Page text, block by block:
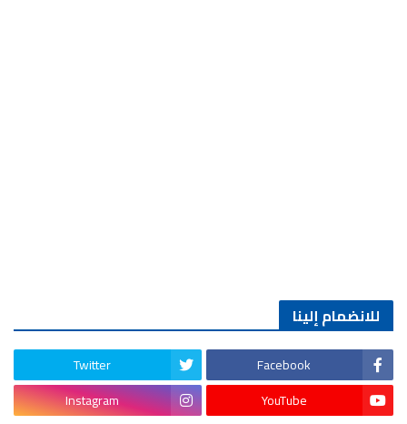
للانضمام إلينا
Facebook
Twitter
YouTube
Instagram